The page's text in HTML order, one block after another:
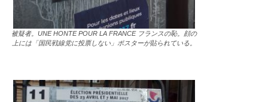
被疑者。UNE HONTE POUR LA FRANCE フランスの恥。顔の
上には「国民戦線党に投票しない」ポスターが貼られている。